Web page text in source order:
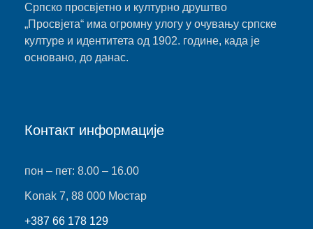
Српско просвјетно и културно друштво
„Просвјета“ има огромну улогу у очувању српске
културе и идентитета од 1902. године, када је
основано, до данас.
Контакт информације
пон – пет: 8.00 – 16.00
Konak 7, 88 000 Мостар
+387 66 178 129